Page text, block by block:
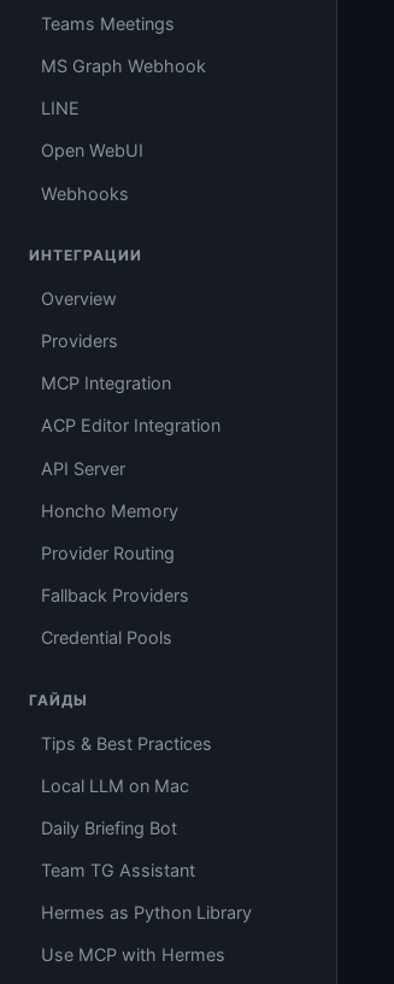
Teams Meetings
MS Graph Webhook
LINE
Open WebUI
Webhooks
ИНТЕГРАЦИИ
Overview
Providers
MCP Integration
ACP Editor Integration
API Server
Honcho Memory
Provider Routing
Fallback Providers
Credential Pools
ГАЙДЫ
Tips & Best Practices
Local LLM on Mac
Daily Briefing Bot
Team TG Assistant
Hermes as Python Library
Use MCP with Hermes